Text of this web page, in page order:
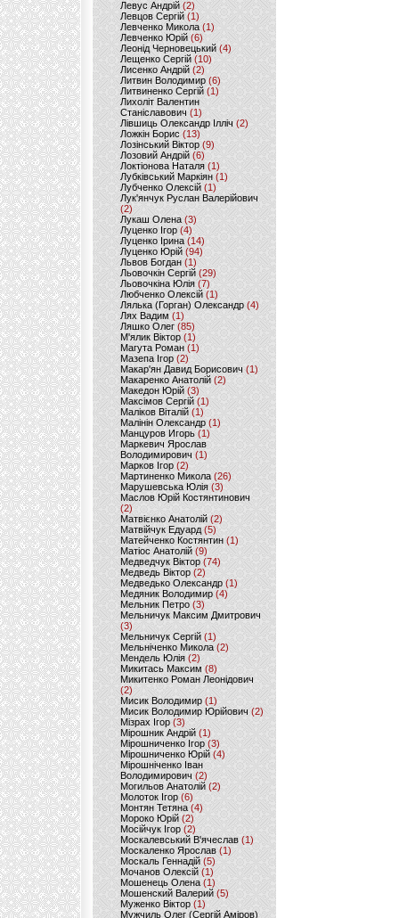
Левус Андрій(2)
Левцов Сергій (1)
Левченко Микола (1)
Левченко Юрій (6)
Леонід Черновецький (4)
Лещенко Сергій (10)
Лисенко Андрій (2)
Литвин Володимир (6)
Литвиненко Сергій (1)
Лихоліт Валентин
Станіславович (1)
Лівшиць Олександр Ілліч (2)
Ложкін Борис(13)
Лозінський Віктор(9)
Лозовий Андрій (6)
Локтіонова Наталя (1)
Лубківський Маркіян(1)
Лубченко Олексій (1)
Лук'янчук Руслан Валерійович
(2)
Лукаш Олена (3)
Луценко Ігор (4)
Луценко Ірина (14)
Луценко Юрій (94)
Львов Богдан (1)
Льовочкін Сергій (29)
Льовочкіна Юлія(7)
Любченко Олексій(1)
Лялька (Горган) Олександр(4)
Лях Вадим (1)
Ляшко Олег (85)
М'ялик Віктор(1)
Магута Роман(1)
Мазепа Ігор (2)
Макар'ян Давид Борисович(1)
Макаренко Анатолій (2)
Македон Юрій(3)
Максімов Сергій (1)
Маліков Віталій (1)
Малінін Олександр (1)
Манцуров Игорь (1)
Маркевич Ярослав
Володимирович (1)
Марков Ігор (2)
Мартиненко Микола (26)
Марушевська Юлія (3)
Маслов Юрій Костянтинович
(2)
Матвієнко Анатолій (2)
Матвійчук Едуард(5)
Матейченко Костянтин (1)
Матіос Анатолій (9)
Медведчук Віктор(74)
Медведь Віктор (2)
Медведько Олександр (1)
Медяник Володимир(4)
Мельник Петро (3)
Мельничук Максим Дмитрович
(3)
Мельничук Сергій (1)
Мельніченко Микола (2)
Мендель Юлія (2)
Микитась Максим (8)
Микитенко Роман Леонідович
(2)
Мисик Володимир (1)
Мисик Володимир Юрійович(2)
Мізрах Ігор(3)
Мірошник Андрій(1)
Мірошниченко Ігор (3)
Мірошниченко Юрій(4)
Мірошніченко Іван
Володимирович (2)
Могильов Анатолій (2)
Молоток Ігор (6)
Монтян Тетяна (4)
Мороко Юрій(2)
Мосійчук Ігор (2)
Москалевський В'ячеслав (1)
Москаленко Ярослав (1)
Москаль Геннадій (5)
Мочанов Олексій(1)
Мошенець Олена(1)
Мошенский Валерий (5)
Муженко Віктор (1)
Мужчиль Олег (Сергій Аміров)